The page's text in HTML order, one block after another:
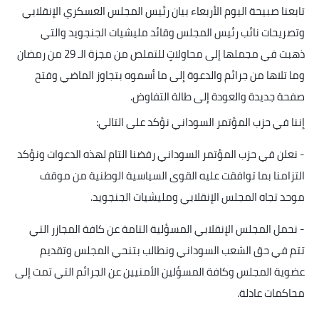
مواضيع عامة
تابعنا صبيحة اليوم الأربعاء بيان رئيس المجلس العسكري الإنقلابي
وتصريحات نائب رئيس المجلس وقائد مليشيات الجنجويد والتي
ذهبت في مجملها إلى محاولاتٍ للتملص من مجزة الـ 29 من رمضان
وما تلاها من جرائم والدعوة إلى ما أسموه بتجاوز الماضي وفتح
صفحة جديدة والعودة إلى طالة التفاوض.
إننا في حزب المؤتمر السوداني نؤكد على التالي:
-نعلن في حزب المؤتمر السوداني رفضنا التام لهذه الدعوات ونؤكد
التزامنا بما توافقت عليه القوى السياسية الوطنية من موقف
موحد تجاه المجلس الإنقلابي ومليشيات الجنجويد.
-نحمل المجلس الإنقلابي المسؤلية التامة عن كافة المجازر التي
تتم في حق الشعب السوداني ونطالب بتنحي المجلس وتقديم
عضوية المجلس وكافة المسؤلين الأمنيين عن الجرائم التي تمت إلى
محاكمات عادلة.